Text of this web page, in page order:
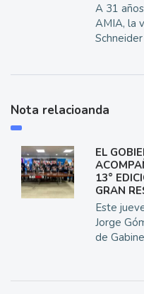
A 31
AMIA, la
Nota relacioanda
EL
13°
GRAN
Este
Jorge
de